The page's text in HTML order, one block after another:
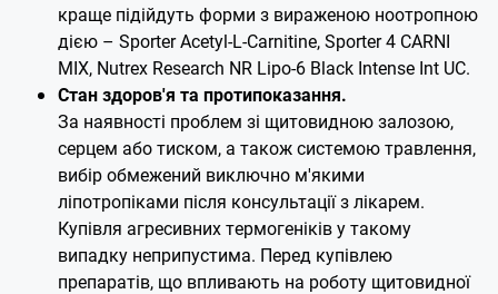
краще підійдуть форми з вираженою ноотропною
дією – Sporter Acetyl-L-Carnitine, Sporter 4 CARNI
MIX, Nutrex Research NR Lipo-6 Black Intense Int UC.
Стан здоров'я та протипоказання.
За наявності проблем зі щитовидною залозою,
серцем або тиском, а також системою травлення,
вибір обмежений виключно м'якими
ліпотропіками після консультації з лікарем.
Купівля агресивних термогеніків у такому
випадку неприпустима. Перед купівлею
препаратів, що впливають на роботу щитовидної